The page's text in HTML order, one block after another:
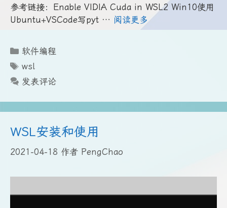
参考链接：Enable VIDIA Cuda in WSL2 Win10使用
Ubuntu+VSCode写pyt … 阅读更多
分
软件编程
标
签
wsl
发表评论
WSL安装和使用
2021-04-18 作者 PengChao